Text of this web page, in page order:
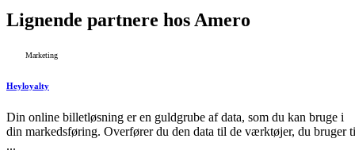
Lignende partnere hos Amero
Marketing
Heyloyalty
Din online billetløsning er en guldgrube af data, som du kan bruge i
din markedsføring. Overfører du den data til de værktøjer, du bruger
...